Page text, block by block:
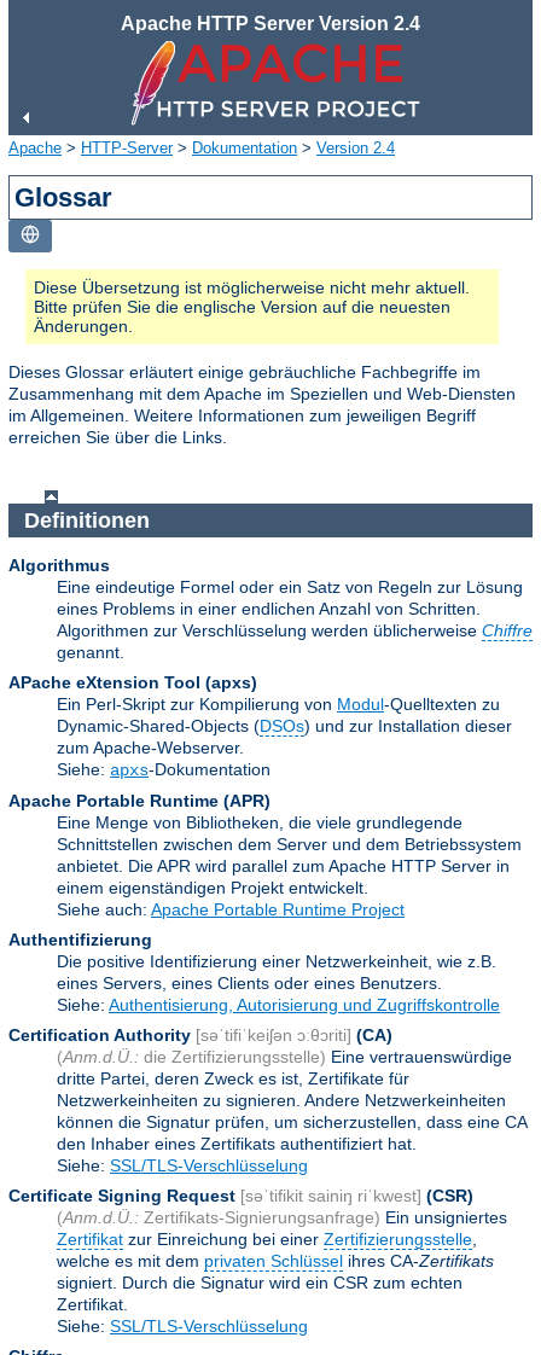
Apache HTTP Server Version 2.4
Apache > HTTP-Server> Dokumentation > Version 2.4
Glossar
Diese Übersetzung ist möglicherweise nicht mehr aktuell.
Bitte prüfen Sie die englische Version auf die neuesten
Änderungen.
Dieses Glossar erläutert einige gebräuchliche Fachbegriffe im
Zusammenhang mit dem Apache im Speziellen und Web-Diensten
im Allgemeinen. Weitere Informationen zum jeweiligen Begriff
erreichen Sie über die Links.
Definitionen
Algorithmus
Eine eindeutige Formel oder ein Satz von Regeln zur Lösung
eines Problems in einer endlichen Anzahl von Schritten.
Algorithmen zur Verschlüsselung werden üblicherweise Chiffre
genannt.
APache eXtension Tool (apxs)
Ein Perl-Skript zur Kompilierung von Modul-Quelltexten zu
Dynamic-Shared-Objects (DSOs) und zur Installation dieser
zum Apache-Webserver.
Siehe: apxs-Dokumentation
Apache Portable Runtime (APR)
Eine Menge von Bibliotheken, die viele grundlegende
Schnittstellen zwischen dem Server und dem Betriebssystem
anbietet. Die APR wird parallel zum Apache HTTP Server in
einem eigenständigen Projekt entwickelt.
Siehe auch: Apache Portable Runtime Project
Authentifizierung
Die positive Identifizierung einer Netzwerkeinheit, wie z.B.
eines Servers, eines Clients oder eines Benutzers.
Siehe: Authentisierung, Autorisierung und Zugriffskontrolle
Certification Authority [səˈtifiˈkeiʃən ɔːθɔriti] (CA)
(Anm.d.Ü.: die Zertifizierungsstelle) Eine vertrauenswürdige
dritte Partei, deren Zweck es ist, Zertifikate für
Netzwerkeinheiten zu signieren. Andere Netzwerkeinheiten
können die Signatur prüfen, um sicherzustellen, dass eine CA
den Inhaber eines Zertifikats authentifiziert hat.
Siehe: SSL/TLS-Verschlüsselung
Certificate Signing Request [səˈtifikit sainiŋ riˈkwest] (CSR)
(Anm.d.Ü.: Zertifikats-Signierungsanfrage) Ein unsigniertes
Zertifikat zur Einreichung bei einer Zertifizierungsstelle
welche es mit dem privaten Schlüssel ihres CA-Zertifikats
signiert. Durch die Signatur wird ein CSR zum echten
Zertifikat.
Siehe: SSL/TLS-Verschlüsselung